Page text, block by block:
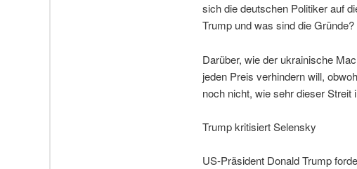
sich die deutschen Politiker auf
Trump und was sind die Gründe?
Darüber, wie der ukrainische
jeden Preis verhindern will,
noch nicht, wie sehr dieser Streit
Trump kritisiert Selensky
US-Präsident Donald Trump